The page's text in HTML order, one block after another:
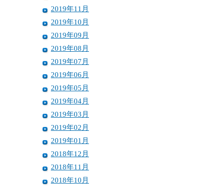
2019年11月
2019年10月
2019年09月
2019年08月
2019年07月
2019年06月
2019年05月
2019年04月
2019年03月
2019年02月
2019年01月
2018年12月
2018年11月
2018年10月